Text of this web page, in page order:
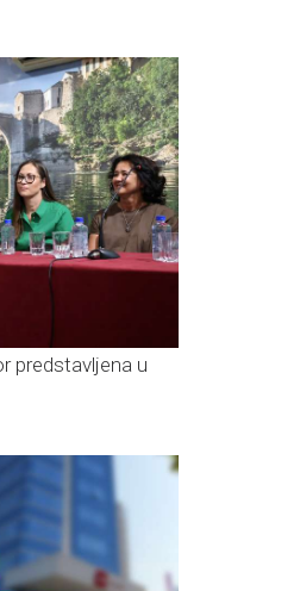
predstavljena u